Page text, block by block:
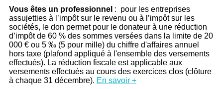
Vous êtes un professionnel : pour les entreprises
assujetties à l’impôt sur le revenu ou à l’impôt sur les
sociétés, le don permet pour le donateur à une réduction
d’impôt de 60 % des sommes versées dans la limite de 20
000 € ou 5 ‰ (5 pour mille) du chiffre d'affaires annuel
hors taxe (plafond appliqué à l'ensemble des versements
effectués). La réduction fiscale est applicable aux
versements effectués au cours des exercices clos (clôture
à chaque 31 décembre). En savoir +